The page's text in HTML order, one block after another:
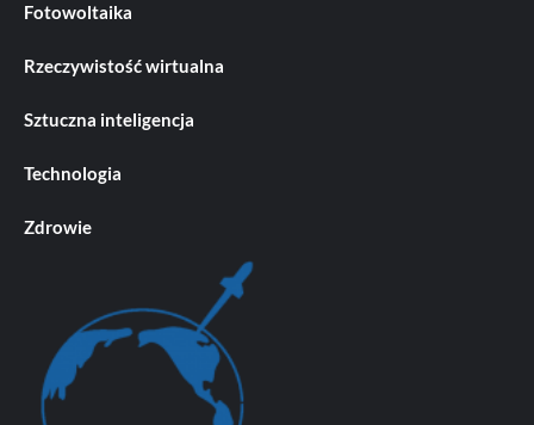
Fotowoltaika
Rzeczywistość wirtualna
Sztuczna inteligencja
Technologia
Zdrowie